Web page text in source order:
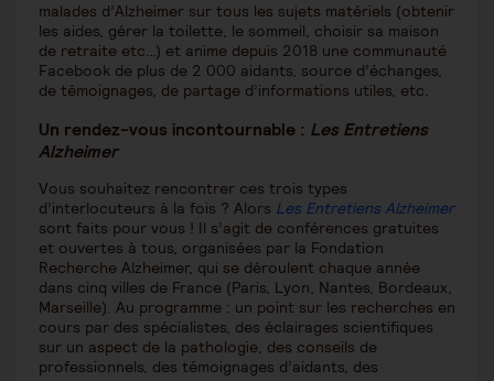
malades d’Alzheimer sur tous les sujets matériels (obtenir
les aides, gérer la toilette, le sommeil, choisir sa maison
de retraite etc…) et anime depuis 2018 une communauté
Facebook de plus de 2 000 aidants, source d’échanges,
de témoignages, de partage d’informations utiles, etc.
Un rendez-vous incontournable : Les Entretiens
Alzheimer
Vous souhaitez rencontrer ces trois types
d’interlocuteurs à la fois ? Alors Les Entretiens Alzheimer
sont faits pour vous ! Il s’agit de conférences gratuites
et ouvertes à tous, organisées par la Fondation
Recherche Alzheimer, qui se déroulent chaque année
dans cinq villes de France (Paris, Lyon, Nantes, Bordeaux,
Marseille). Au programme : un point sur les recherches en
cours par des spécialistes, des éclairages scientifiques
sur un aspect de la pathologie, des conseils de
professionnels, des témoignages d’aidants, des